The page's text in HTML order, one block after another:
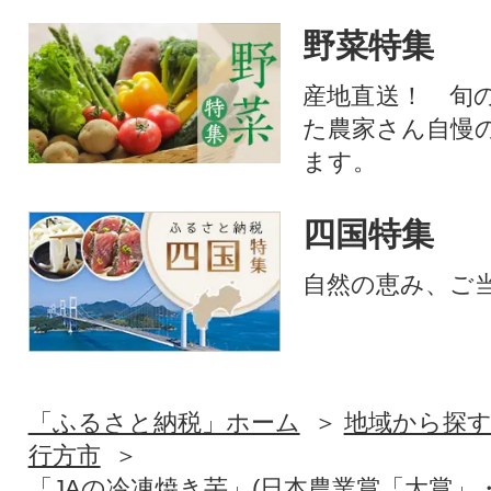
野菜特集
産地直送！ 旬
た農家さん自慢
ます。
四国特集
自然の恵み、ご
「ふるさと納税」ホーム
地域から探す
行方市